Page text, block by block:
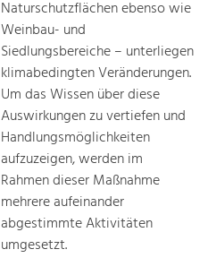
Naturschutzflächen ebenso wie
Weinbau- und
Siedlungsbereiche – unterliegen
klimabedingten Veränderungen.
Um das Wissen über diese
Auswirkungen zu vertiefen und
Handlungsmöglichkeiten
aufzuzeigen, werden im
Rahmen dieser Maßnahme
mehrere aufeinander
abgestimmte Aktivitäten
umgesetzt.